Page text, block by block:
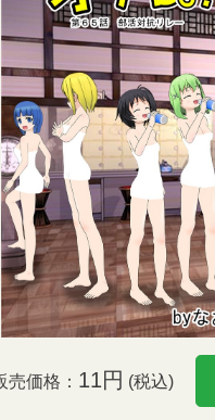
売価格： 11円 (税込)